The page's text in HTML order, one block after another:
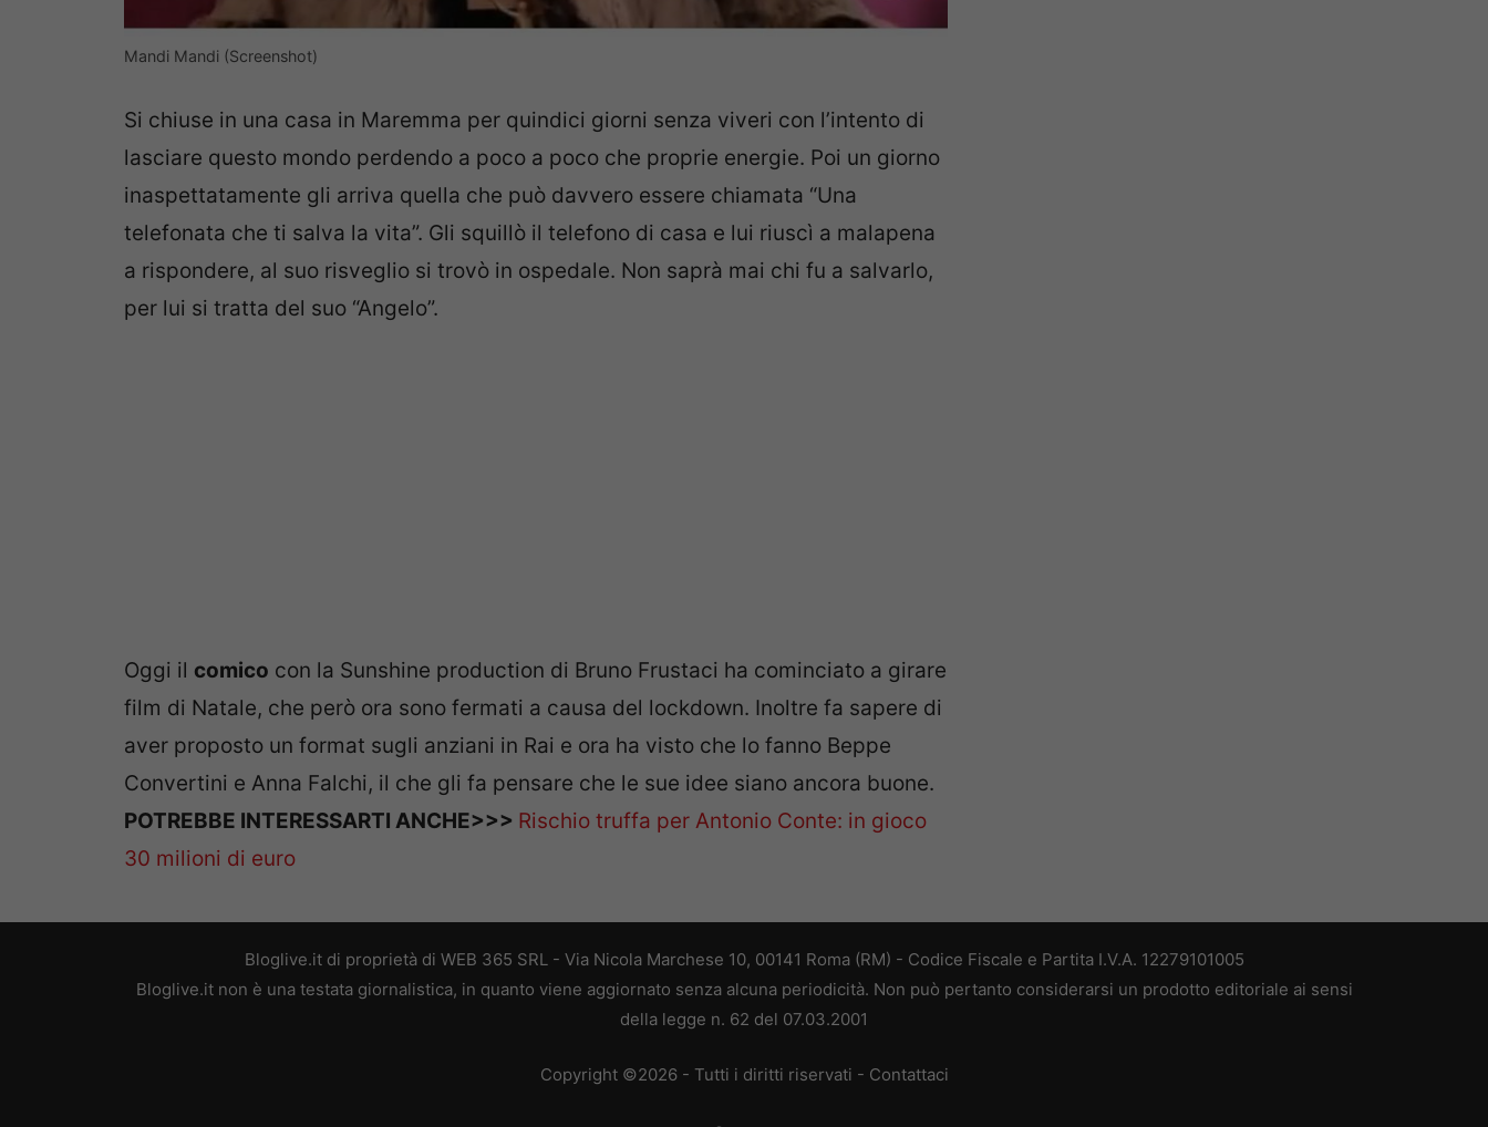
Mandi Mandi (Screenshot)
Si chiuse in una casa in Maremma per quindici giorni senza viveri con l’intento di
lasciare questo mondo perdendo a poco a poco che proprie energie. Poi un giorno
inaspettatamente gli arriva quella che può davvero essere chiamata “Una
telefonata che ti salva la vita”. Gli squillò il telefono di casa e lui riuscì a malapena
a rispondere, al suo risveglio si trovò in ospedale. Non saprà mai chi fu a salvarlo,
per lui si tratta del suo “Angelo”.
Oggi il comico con la Sunshine production di Bruno Frustaci ha cominciato a girare
film di Natale, che però ora sono fermati a causa del lockdown. Inoltre fa sapere di
aver proposto un format sugli anziani in Rai e ora ha visto che lo fanno Beppe
Convertini e Anna Falchi, il che gli fa pensare che le sue idee siano ancora buone.
POTREBBE INTERESSARTI ANCHE>>> Rischio truffa per Antonio Conte: in gioco
30 milioni di euro
Bloglive.it di proprietà di WEB 365 SRL - Via Nicola Marchese 10, 00141 Roma (RM) - Codice Fiscale e Partita I.V.A. 12279101005
Bloglive.it non è una testata giornalistica, in quanto viene aggiornato senza alcuna periodicità. Non può pertanto considerarsi un prodotto editoriale ai sensi
della legge n. 62 del 07.03.2001
Copyright ©2026 - Tutti i diritti riservati - Contattaci